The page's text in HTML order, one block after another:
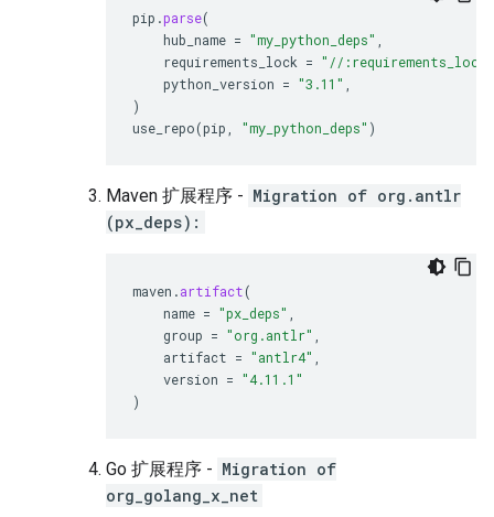
pip .parse(
hub_name = "my_python_deps"
requirements_lock = "//
python_version = "3.11"
)
use_repo(pip "my_python_deps" )
Maven 扩展程序 - Migration of org.antlr
(px_deps):
maven .artifact(
name = "px_deps"
group = "org.antlr"
artifact = "antlr4"
version = "4.11.1"
)
Go 扩展程序 - Migration of
org_golang_x_net